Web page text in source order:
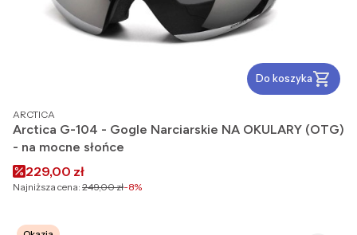
szyb oraz rodzaj powłoki, np. lustrzana.Oznaczenie
OTG oznacza, że wybrane gogle są na okulary
Do koszyka
PRODUCENT
ARCTICA
Arctica G-104 - Gogle Narciarskie NA OKULARY (OTG)
- na mocne słońce
Cena promocyjna
229,00 zł
Najniższa cena: 249,00 zł-8%